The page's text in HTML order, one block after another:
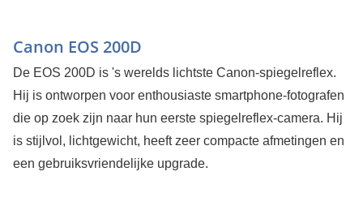
Canon EOS 200D
De EOS 200D is 's werelds lichtste Canon-spiegelreflex.
Hij is ontworpen voor enthousiaste smartphone-fotografen
die op zoek zijn naar hun eerste spiegelreflex-camera. Hij
is stijlvol, lichtgewicht, heeft zeer compacte afmetingen en
een gebruiksvriendelijke upgrade.